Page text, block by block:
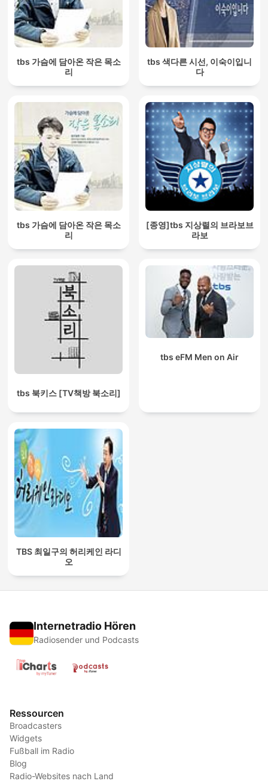
tbs 가슴에 담아온 작은 목소
리
tbs 색다른 시선, 이숙이입니
다
tbs 가슴에 담아온 작은 목소
리
[종영]tbs 지상렬의 브라보브
라보
tbs 북키스 [TV책방 북소리]
tbs eFM Men on Air
TBS 최일구의 허리케인 라디
오
Internetradio Hören
Radiosender und Podcasts
Ressourcen
Broadcasters
Widgets
Fußball im Radio
Blog
Radio-Websites nach Land